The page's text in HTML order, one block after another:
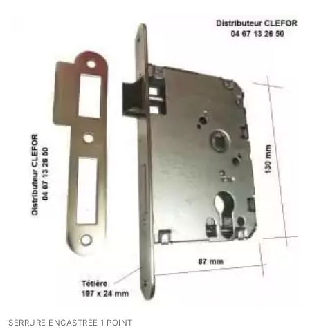
SERRURE ENCASTRÉE 1 POINT